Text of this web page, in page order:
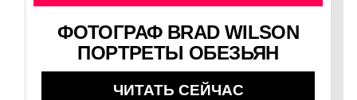
ФОТОГРАФ BRAD WILSON
ПОРТРЕТЫ ОБЕЗЬЯН
ЧИТАТЬ СЕЙЧАС